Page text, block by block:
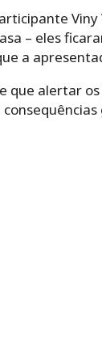
– eles
a
que alertar